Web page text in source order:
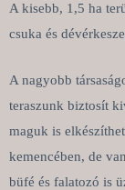
A kisebb, 1,5 ha
csuka és
A nagyobb
teraszunk biztosít
maguk is
kemencében, de
büfé és falatozó is